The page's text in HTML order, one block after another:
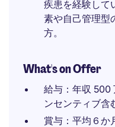
疾患を経験して
素や自己管理型
方。
What's on Offer
給与：年収 500
ンセンティブ含
賞与：平均６か